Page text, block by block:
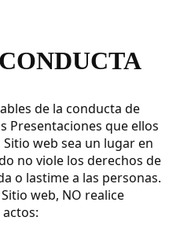
de la conducta de
Presentaciones que ellos
web sea un lugar en
no viole los derechos de
o lastime a las personas.
web, NO realice